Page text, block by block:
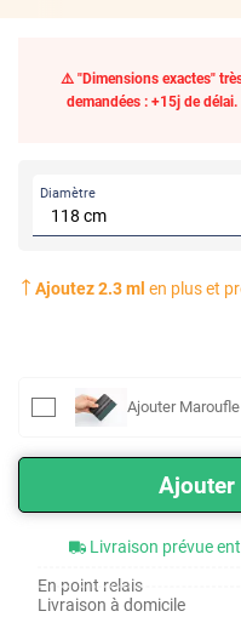
⚠️ "Dimensions exactes"
demandées : +15j de délai.
Diamètre
Ajoutez2.3ml en plus et
Ajouter
Ajouter
Livraison prévue
En point relais
Livraison à domicile